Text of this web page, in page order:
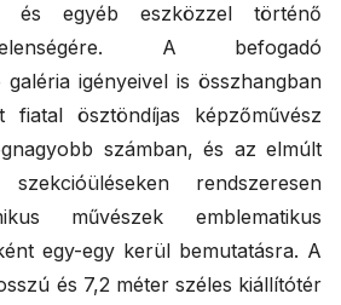
és egyéb eszközzel történő
A befogadó
igényeivel is összhangban
ösztöndíjas képzőművész
számban, és az elmúlt
rendszeresen
művészek emblematikus
egy-egy kerül bemutatásra. A
és 7,2 méter széles kiállítótér